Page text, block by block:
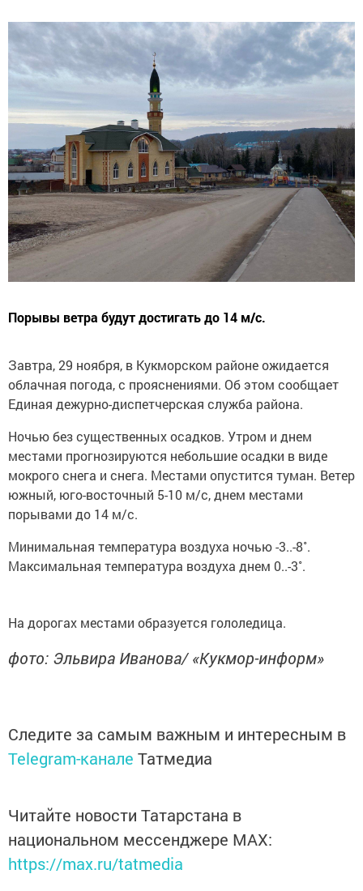
Порывы ветра будут достигать до 14 м/с.
Завтра, 29 ноября, в Кукморском районе ожидается
облачная погода, с прояснениями. Об этом сообщает
Единая дежурно-диспетчерская служба района.
Ночью без существенных осадков. Утром и днем
местами прогнозируются небольшие осадки в виде
мокрого снега и снега. Местами опустится туман. Ветер
южный, юго-восточный 5-10 м/с, днем местами
порывами до 14 м/с.
Минимальная температура воздуха ночью -3..-8˚.
Максимальная температура воздуха днем 0..-3˚.
На дорогах местами образуется гололедица.
фото: Эльвира Иванова/ «Кукмор-информ»
Следите за самым важным и интересным в
Telegram-канале Татмедиа
Читайте новости Татарстана в
национальном мессенджере MАХ:
https://max.ru/tatmedia